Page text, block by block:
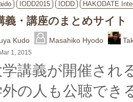
IODD2015 IODD HAKODATE
義・講座のまとめサイト
Kudo Masahiko Hyodo
Mar 1, 2015
学講義が開催さ
外の人も公聴で